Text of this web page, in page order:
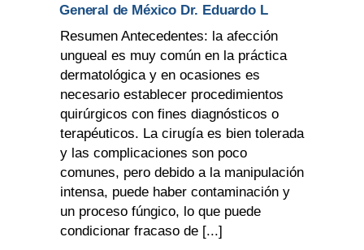
General de México Dr. Eduardo L
Resumen Antecedentes: la afección
ungueal es muy común en la práctica
dermatológica y en ocasiones es
necesario establecer procedimientos
quirúrgicos con fines diagnósticos o
terapéuticos. La cirugía es bien tolerada
y las complicaciones son poco
comunes, pero debido a la manipulación
intensa, puede haber contaminación y
un proceso fúngico, lo que puede
condicionar fracaso de [...]